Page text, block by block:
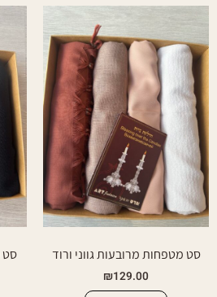
סט מטפחות מרובעות גווני ורוד
₪129.00
סט